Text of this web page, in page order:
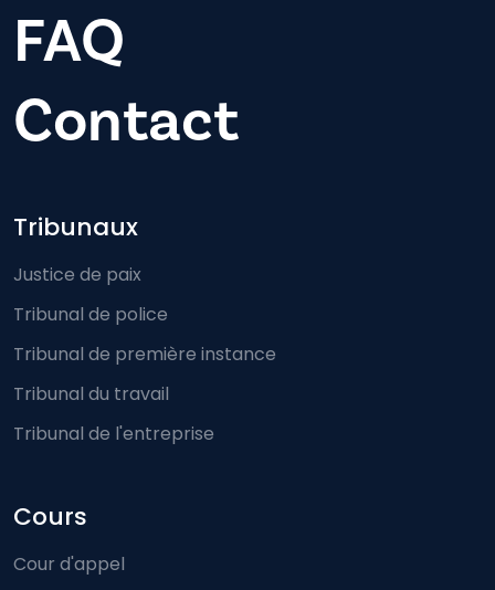
FAQ
Contact
Footer-menu
Tribunaux
Justice de paix
Tribunal de police
Tribunal de première instance
Tribunal du travail
Tribunal de l'entreprise
Cours
Cour d'appel